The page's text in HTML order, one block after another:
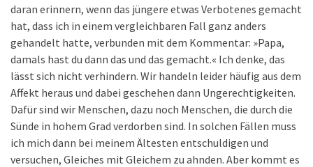
daran erinnern, wenn das jüngere etwas Verbotenes gemacht
hat, dass ich in einem vergleichbaren Fall ganz anders
gehandelt hatte, verbunden mit dem Kommentar: »Papa,
damals hast du dann das und das gemacht.« Ich denke, das
lässt sich nicht verhindern. Wir handeln leider häufig aus dem
Affekt heraus und dabei geschehen dann Ungerechtigkeiten.
Dafür sind wir Menschen, dazu noch Menschen, die durch die
Sünde in hohem Grad verdorben sind. In solchen Fällen muss
ich mich dann bei meinem Ältesten entschuldigen und
versuchen, Gleiches mit Gleichem zu ahnden. Aber kommt es